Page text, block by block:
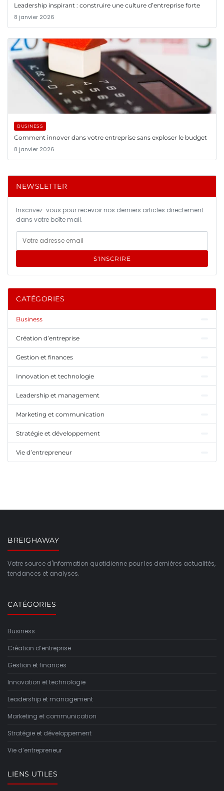
Leadership inspirant : construire une culture d’entreprise forte
8 janvier 2026
BUSINESS
Comment innover dans votre entreprise sans exploser le budget
8 janvier 2026
NEWSLETTER
Inscrivez-vous pour recevoir nos derniers articles directement
dans votre boîte mail.
S'INSCRIRE
CATÉGORIES
Business
Création d’entreprise
Gestion et finances
Innovation et technologie
Leadership et management
Marketing et communication
Stratégie et développement
Vie d’entrepreneur
BREIGHAWAY
Votre source d'information quotidienne pour les dernières actualités,
tendances et analyses.
CATÉGORIES
Business
Création d’entreprise
Gestion et finances
Innovation et technologie
Leadership et management
Marketing et communication
Stratégie et développement
Vie d’entrepreneur
LIENS UTILES